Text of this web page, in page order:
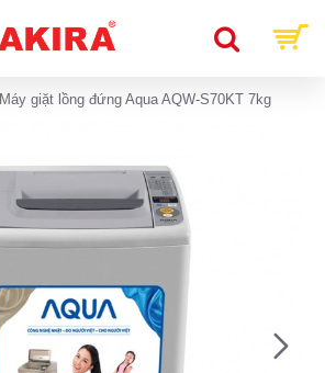
Máy giặt lồng đứng Aqua AQW-S70KT 7kg